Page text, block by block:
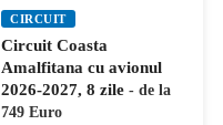
CIRCUIT
Circuit Coasta
Amalfitana cu avionul
2026-2027, 8 zile - de la
749 Euro